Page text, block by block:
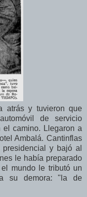
atrás y tuvieron que
de servicio
el camino. Llegaron a
Ambalá. Cantinflas
y bajó al
le había preparado
mundo le tributó un
su demora: "la de